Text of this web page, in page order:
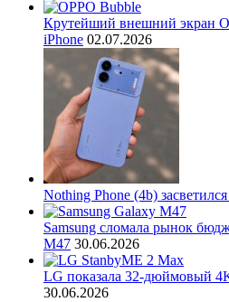
Крутейший внешний экран
iPhone 02.07.2026
Nothing Phone (4b)
Samsung сломала рынок
M47 30.06.2026
LG показала 32-дюймовый
30.06.2026